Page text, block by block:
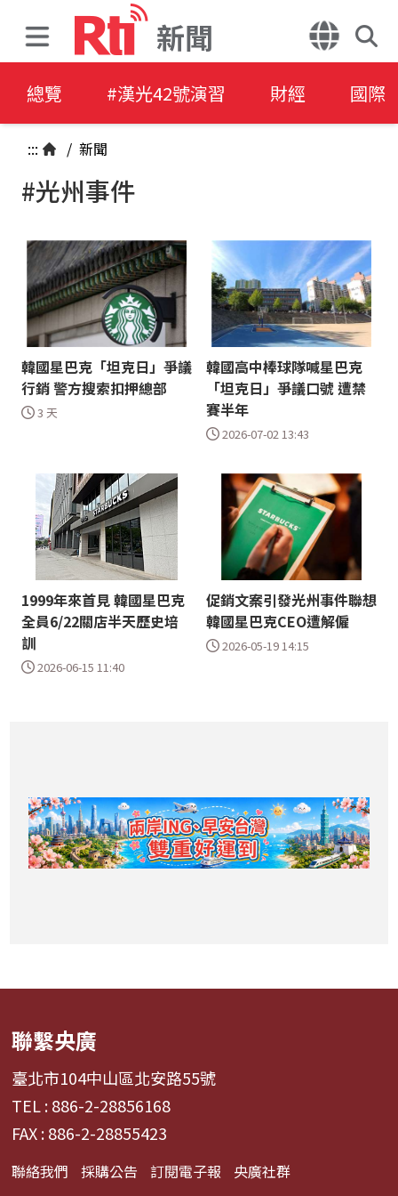
新聞
總覽 #漢光42號演習 財經 國際
::: / 新聞
#光州事件
韓國星巴克「坦克日」爭議
行銷 警方搜索扣押總部
3 天
韓國高中棒球隊喊星巴克
「坦克日」爭議口號 遭禁
賽半年
2026-07-02 13:43
1999年來首見 韓國星巴克
全員6/22關店半天歷史培
訓
2026-06-15 11:40
促銷文案引發光州事件聯想
韓國星巴克CEO遭解僱
2026-05-19 14:15
聯繫央廣
臺北市104中山區北安路55號
TEL : 886-2-28856168
FAX : 886-2-28855423
聯絡我們 採購公告 訂閱電子報 央廣社群